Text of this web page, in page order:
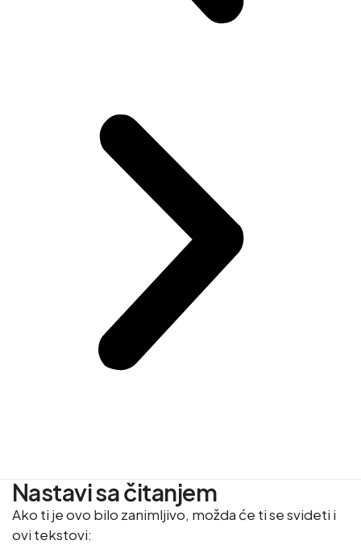
Nastavi sa čitanjem
Ako ti je ovo bilo zanimljivo, možda će ti se svideti i
ovi tekstovi: